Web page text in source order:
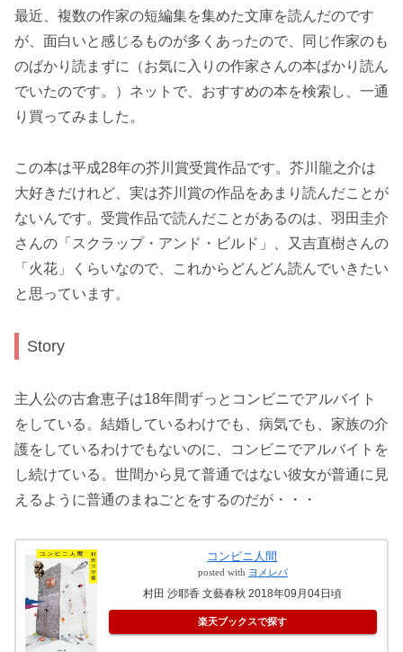
最近、複数の作家の短編集を集めた文庫を読んだのです
が、面白いと感じるものが多くあったので、同じ作家のも
のばかり読まずに（お気に入りの作家さんの本ばかり読ん
でいたのです。）ネットで、おすすめの本を検索し、一通
り買ってみました。
この本は平成28年の芥川賞受賞作品です。芥川龍之介は
大好きだけれど、実は芥川賞の作品をあまり読んだことが
ないんです。受賞作品で読んだことがあるのは、羽田圭介
さんの「スクラップ・アンド・ビルド」、又吉直樹さんの
「火花」くらいなので、これからどんどん読んでいきたい
と思っています。
Story
主人公の古倉恵子は18年間ずっとコンビニでアルバイト
をしている。結婚しているわけでも、病気でも、家族の介
護をしているわけでもないのに、コンビニでアルバイトを
し続けている。世間から見て普通ではない彼女が普通に見
えるように普通のまねごとをするのだが・・・
コンビニ人間
posted with ヨメレバ
村田 沙耶香 文藝春秋 2018年09月04日頃
楽天ブックスで探す